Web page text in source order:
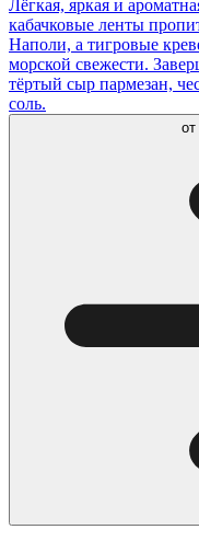
Лёгкая, яркая и
кабачковые ленты
Наполи, а тигровые
морской свежести.
тёртый сыр пармезан,
соль.
от